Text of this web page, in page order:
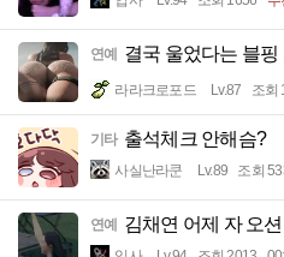
연예 결국 울었다는 블핑
라라크로포드 Lv.87 조회
기타 출석체크 안해슴?
사실난라쿤 Lv.89 조회
연예 김채연 어제 자 오